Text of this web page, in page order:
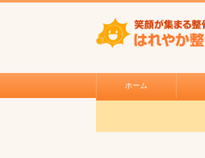
ホーム